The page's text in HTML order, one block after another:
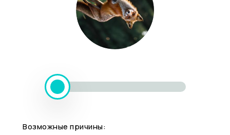
Возможные причины: